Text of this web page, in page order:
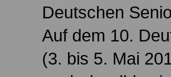
Deutschen
Auf dem 10.
(3. bis 5. Mai